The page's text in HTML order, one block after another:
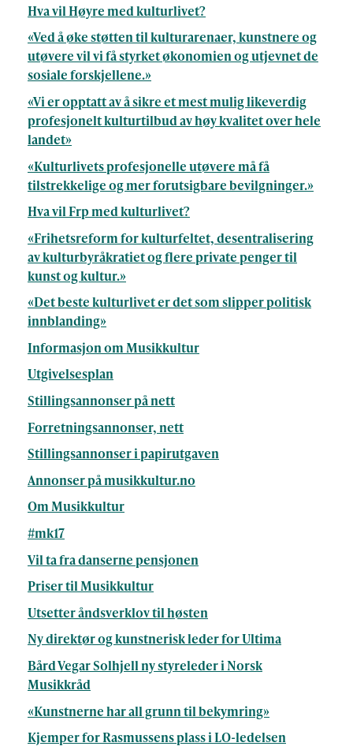
Hva vil Høyre med kulturlivet?
«Ved å øke støtten til kulturarenaer, kunstnere og
utøvere vil vi få styrket økonomien og utjevnet de
sosiale forskjellene.»
«Vi er opptatt av å sikre et mest mulig likeverdig
profesjonelt kulturtilbud av høy kvalitet over hele
landet»
«Kulturlivets profesjonelle utøvere må få
tilstrekkelige og mer forutsigbare bevilgninger.»
Hva vil Frp med kulturlivet?
«Frihetsreform for kulturfeltet, desentralisering
av kulturbyråkratiet og flere private penger til
kunst og kultur.»
«Det beste kulturlivet er det som slipper politisk
innblanding»
Informasjon om Musikkultur
Utgivelsesplan
Stillingsannonser på nett
Forretningsannonser, nett
Stillingsannonser i papirutgaven
Annonser på musikkultur.no
Om Musikkultur
#mk17
Vil ta fra danserne pensjonen
Priser til Musikkultur
Utsetter åndsverklov til høsten
Ny direktør og kunstnerisk leder for Ultima
Bård Vegar Solhjell ny styreleder i Norsk
Musikkråd
«Kunstnerne har all grunn til bekymring»
Kjemper for Rasmussens plass i LO-ledelsen